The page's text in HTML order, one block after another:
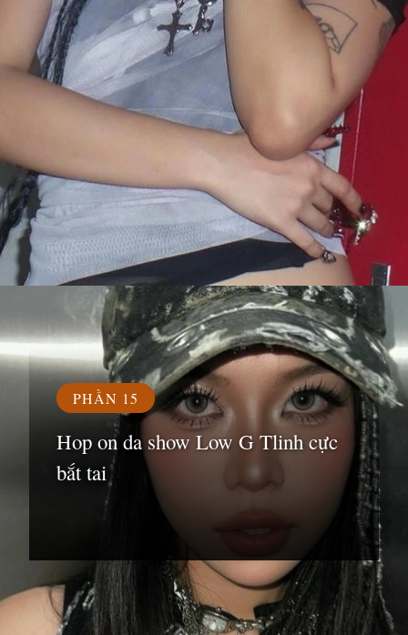
Đang mở https://susach.edu.vn/tlinh
PHẦN 15
Hop on da show Low G Tlinh cực
bắt tai